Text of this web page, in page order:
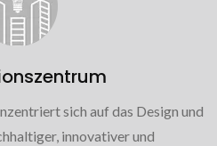
sich auf das Design und
innovativer und